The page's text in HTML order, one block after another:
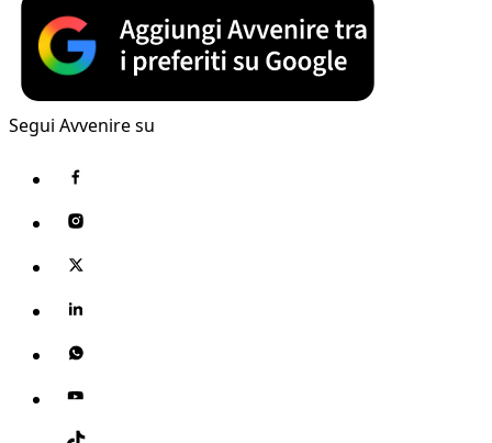
Segui Avvenire su